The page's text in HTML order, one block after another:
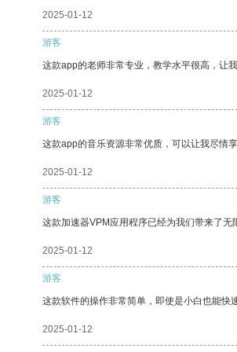
2025-01-12
游客
这款app的老师非常专业，教学水平很高，让
2025-01-12
游客
这款app的音乐资源非常优质，可以让我尽情享
2025-01-12
游客
这款加速器VPM应用程序已经为我们带来了无
2025-01-12
游客
这款软件的操作非常简单，即使是小白也能快
2025-01-12